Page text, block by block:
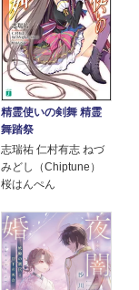
精霊使いの剣舞 精霊
舞踏祭
志瑞祐 仁村有志 ねづ
みどし（Chiptune）
桜はんぺん